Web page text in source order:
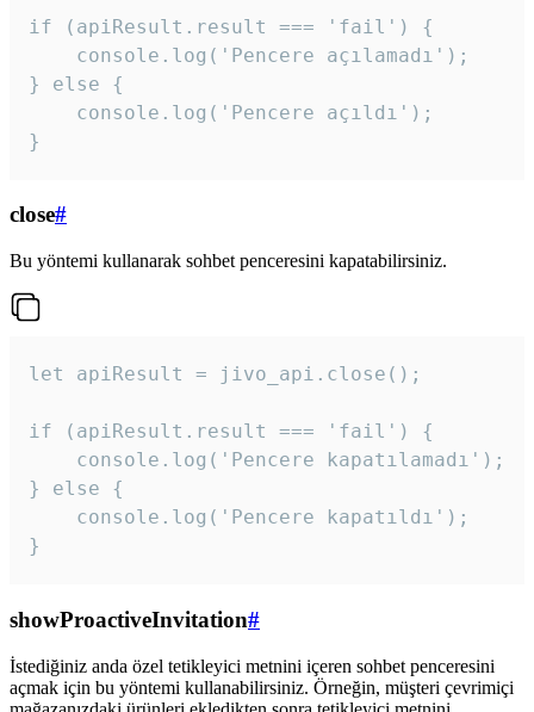
if (apiResult.result === 'fail') {
    console.log('Pencere açılamadı');
} else {
    console.log('Pencere açıldı');
}
close#
Bu yöntemi kullanarak sohbet penceresini kapatabilirsiniz.
let apiResult = jivo_api.close();
if (apiResult.result === 'fail') {
    console.log('Pencere kapatılamadı');
} else {
    console.log('Pencere kapatıldı');
}
showProactiveInvitation#
İstediğiniz anda özel tetikleyici metnini içeren sohbet penceresini
açmak için bu yöntemi kullanabilirsiniz. Örneğin, müşteri çevrimiçi